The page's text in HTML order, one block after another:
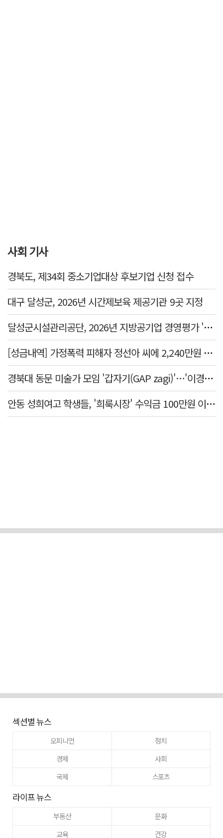
사회 기사
경북도, 제34회 중소기업대상 후보기업 신청 접수
대구 달성군, 2026년 시간제보육 제공기관 9곳 지정
달성군시설관리공단, 2026년 지방공기업 경영평가 '가등급' 최우수 달성
[성금내역] 가정폭력 피해자 정선아 씨에 2,240만원 전달
경북대 동문 미술가 모임 '갑자기(GAP zagi)'…'이경(移境):경계를 넘어, 경계너머' 전시
안동 성희여고 학생들, '희룩시장' 수익금 100만원 이웃돕기 성금으로
섹션별 뉴스
오피니언
정치
경제
사회
국제
스포츠
라이프 뉴스
부동산
문화
교육
건강